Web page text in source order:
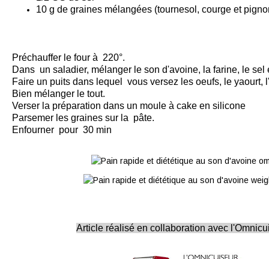
10 g de graines mélangées (tournesol, courge et
Préchauffer le four à 220°.
Dans un saladier, mélanger le son d'avoine, la farine, le sel
Faire un puits dans lequel vous versez les oeufs, le yaourt,
Bien mélanger le tout.
Verser la préparation dans un moule à cake en silicone
Parsemer les graines sur la pâte.
Enfourner pour 30 min
Article réalisé en collaboration avec